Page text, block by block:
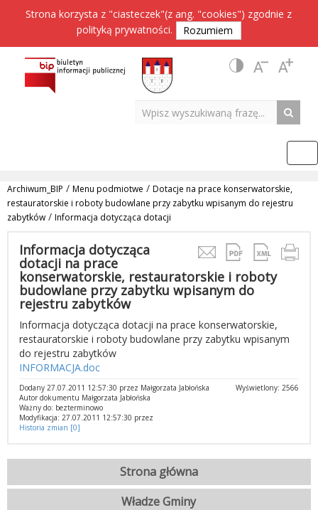
Strona korzysta z "ciasteczek"(z ang. "cookies") zgodnie z
polityką prywatności. Rozumiem
Archiwum_BIP / Menu podmiotwe / Dotacje na prace konserwatorskie,
restauratorskie i roboty budowlane przy zabytku wpisanym do rejestru
zabytków / Informacja dotycząca dotacji
Informacja dotycząca
dotacji na prace
konserwatorskie, restauratorskie i roboty
budowlane przy zabytku wpisanym do
rejestru zabytków
Informacja dotycząca dotacji na prace konserwatorskie,
restauratorskie i roboty budowlane przy zabytku wpisanym
do rejestru zabytków
INFORMACJA.doc
Wyświetlony: 2566
Dodany 27.07.2011 12:57:30 przez Małgorzata Jabłońska
Autor dokumentu Małgorzata Jabłońska
Ważny do: bezterminowo
Modyfikacja: 27.07.2011 12:57:30 przez
Historia zmian [0]
Strona główna
Władze Gminy